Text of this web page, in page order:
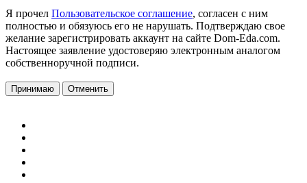
Я прочел Пользовательское соглашение, согласен с ним
полностью и обязуюсь его не нарушать. Подтверждаю свое
желание зарегистрировать аккаунт на сайте Dom-Eda.com.
Настоящее заявление удостоверяю электронным аналогом
собственноручной подписи.
Принимаю Отменить